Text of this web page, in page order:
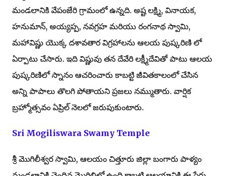
మండలానికి వేపంజేరి గ్రామంలో ఉన్నది. అష్ట లక్ష్మి, వినాయక,
హనుమాన్, అయ్యప్ప, నవగ్రహ మరియు రంగనాథ స్వామి,
మహావిష్ణు యొక్క దశావతార విగ్రహాలను ఆలయ పుష్కరిణి లో
ఏర్పాటు చేసారు. ఇది విష్ణువు తన దేవేరి లక్ష్మీదేవితో పాటు ఆలయ
పుష్కరిణిలో స్నానం ఆచరించారు కాబట్టి జీవితకాలంలో చేసిన
అన్ని పాపాలు తొలగి పోతాయని ప్రజలు నమ్ముతారు. వార్షిక
బ్రహ్మోత్సవం ఏప్రిల్ నెలలో జరుపుకుంటారు.
Sri Mogiliswara Swamy Temple
శ్రీ మొగిలీశ్వర స్వామి, ఆలయం చిత్తూరు జిల్లా బంగారు పాళ్యం